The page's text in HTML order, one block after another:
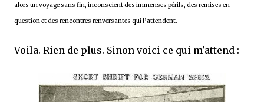
alors un voyage sans fin, inconscient des immenses périls, des remises en
question et des rencontres renversantes qui l’attendent.
Voila. Rien de plus. Sinon voici ce qui m'attend :